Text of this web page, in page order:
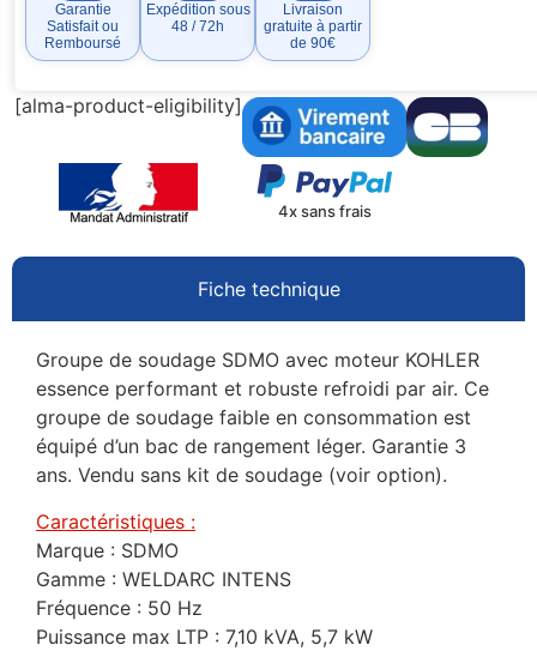
Garantie
Satisfait ou
Remboursé
Expédition sous
48 / 72h
Livraison
gratuite à partir
de 90€
[alma-product-eligibility]
4x sans frais
Fiche technique
Groupe de soudage SDMO avec moteur KOHLER
essence performant et robuste refroidi par air. Ce
groupe de soudage faible en consommation est
équipé d’un bac de rangement léger. Garantie 3
ans. Vendu sans kit de soudage (voir option).
Caractéristiques :
Marque : SDMO
Gamme : WELDARC INTENS
Fréquence : 50 Hz
Puissance max LTP : 7,10 kVA, 5,7 kW